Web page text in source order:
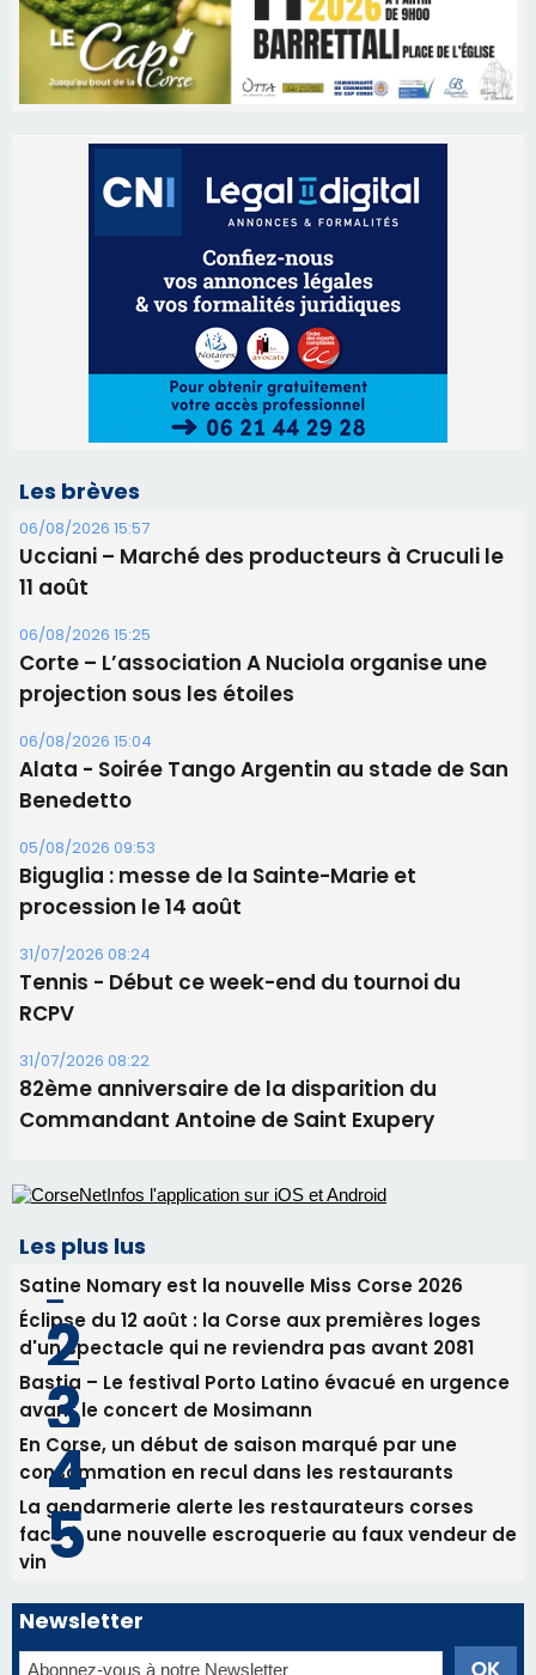
Les brèves
Ucciani – Marché des producteurs à Cruculi le
Corte – L’association A Nuciola organise une
projection sous les étoiles
Alata - Soirée Tango Argentin au stade de San
Benedetto
05/08/2026 09:53
Biguglia : messe de la Sainte-Marie et
procession le 14 août
31/07/2026 08:24
Tennis - Début ce week-end du tournoi du
RCPV
31/07/2026 08:22
82ème anniversaire de la disparition du
Commandant Antoine de Saint Exupery
Les plus lus
Satine Nomary est la nouvelle Miss Corse 2026
d'un spectacle qui ne reviendra pas avant 2081
Bastia – Le festival Porto Latino évacué en urgence
avant le concert de Mosimann
consommation en recul dans les restaurants
face à une nouvelle escroquerie au faux vendeur de
vin
Newsletter
Inscrivez-vous à la newsletter de CNI et recevez par
email les infos les plus importantes et une sélection de
nos meilleurs articles
Régie publicitaire